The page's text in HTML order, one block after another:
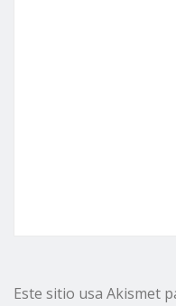
Este sitio usa Akismet